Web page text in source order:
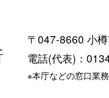
〒047-8660 小
電話(代表)：
※本庁などの窓口業